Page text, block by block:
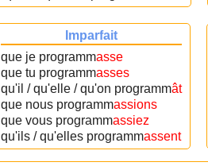
Imparfait
que je programmasse
que tu programmasses
qu'il / qu'elle / qu'on programmât
que nous programmassions
que vous programmassiez
qu'ils / qu'elles programmassent